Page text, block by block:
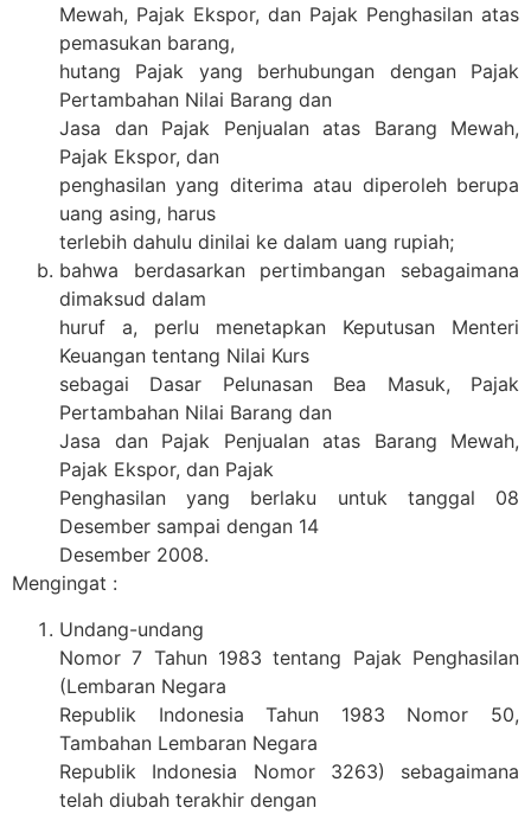
Mewah, Pajak Ekspor, dan Pajak Penghasilan atas
pemasukan barang,
hutang Pajak yang berhubungan dengan Pajak
Pertambahan Nilai Barang dan
Jasa dan Pajak Penjualan atas Barang Mewah,
Pajak Ekspor, dan
penghasilan yang diterima atau diperoleh berupa
uang asing, harus
terlebih dahulu dinilai ke dalam uang rupiah;
bahwa berdasarkan pertimbangan sebagaimana
dimaksud dalam
huruf a, perlu menetapkan Keputusan Menteri
Keuangan tentang Nilai Kurs
sebagai Dasar Pelunasan Bea Masuk, Pajak
Pertambahan Nilai Barang dan
Jasa dan Pajak Penjualan atas Barang Mewah,
Pajak Ekspor, dan Pajak
Penghasilan yang berlaku untuk tanggal 08
Desember sampai dengan 14
Desember 2008.
Mengingat :
Undang-undang
Nomor 7 Tahun 1983 tentang Pajak Penghasilan
(Lembaran Negara
Republik Indonesia Tahun 1983 Nomor 50,
Tambahan Lembaran Negara
Republik Indonesia Nomor 3263) sebagaimana
telah diubah terakhir dengan